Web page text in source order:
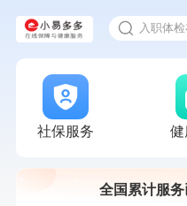
入职体
社保服务 健
全国累计服
7分钟前 林**
购买
成
刚刚
成
1分钟前
姜**